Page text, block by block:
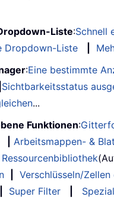
Liste:Schnell
Dropdown-Liste
:Eine bestimmte
Sichtbarkeitsstatus
...
Funktionen:
Arbeitsmappen- &
Ressourcenbibliothek
Verschlüsseln/
Super Filter